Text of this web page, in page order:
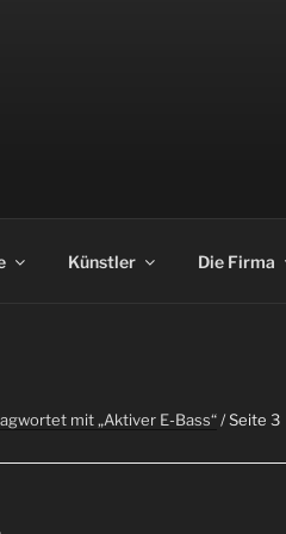
Künstler Die Firma
mit „Aktiver E-Bass“/ Seite 3